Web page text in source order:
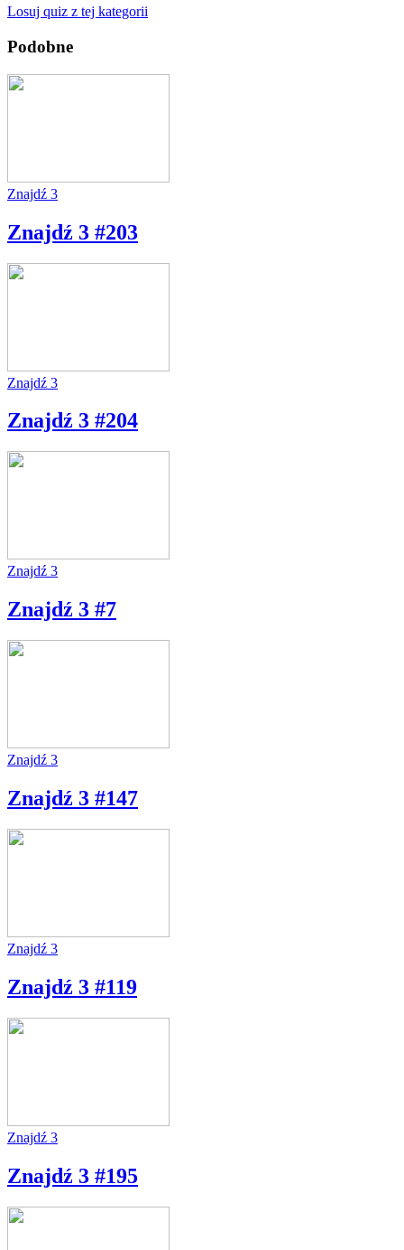
Losuj quiz z tej kategorii
Podobne
Znajdź 3
Znajdź 3 #203
Znajdź 3
Znajdź 3 #204
Znajdź 3
Znajdź 3 #7
Znajdź 3
Znajdź 3 #147
Znajdź 3
Znajdź 3 #119
Znajdź 3
Znajdź 3 #195